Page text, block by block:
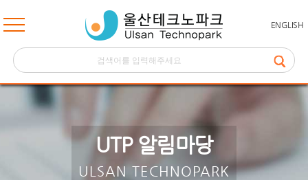
ENGLISH
UTP 알림마당
ULSAN TECHNOPARK